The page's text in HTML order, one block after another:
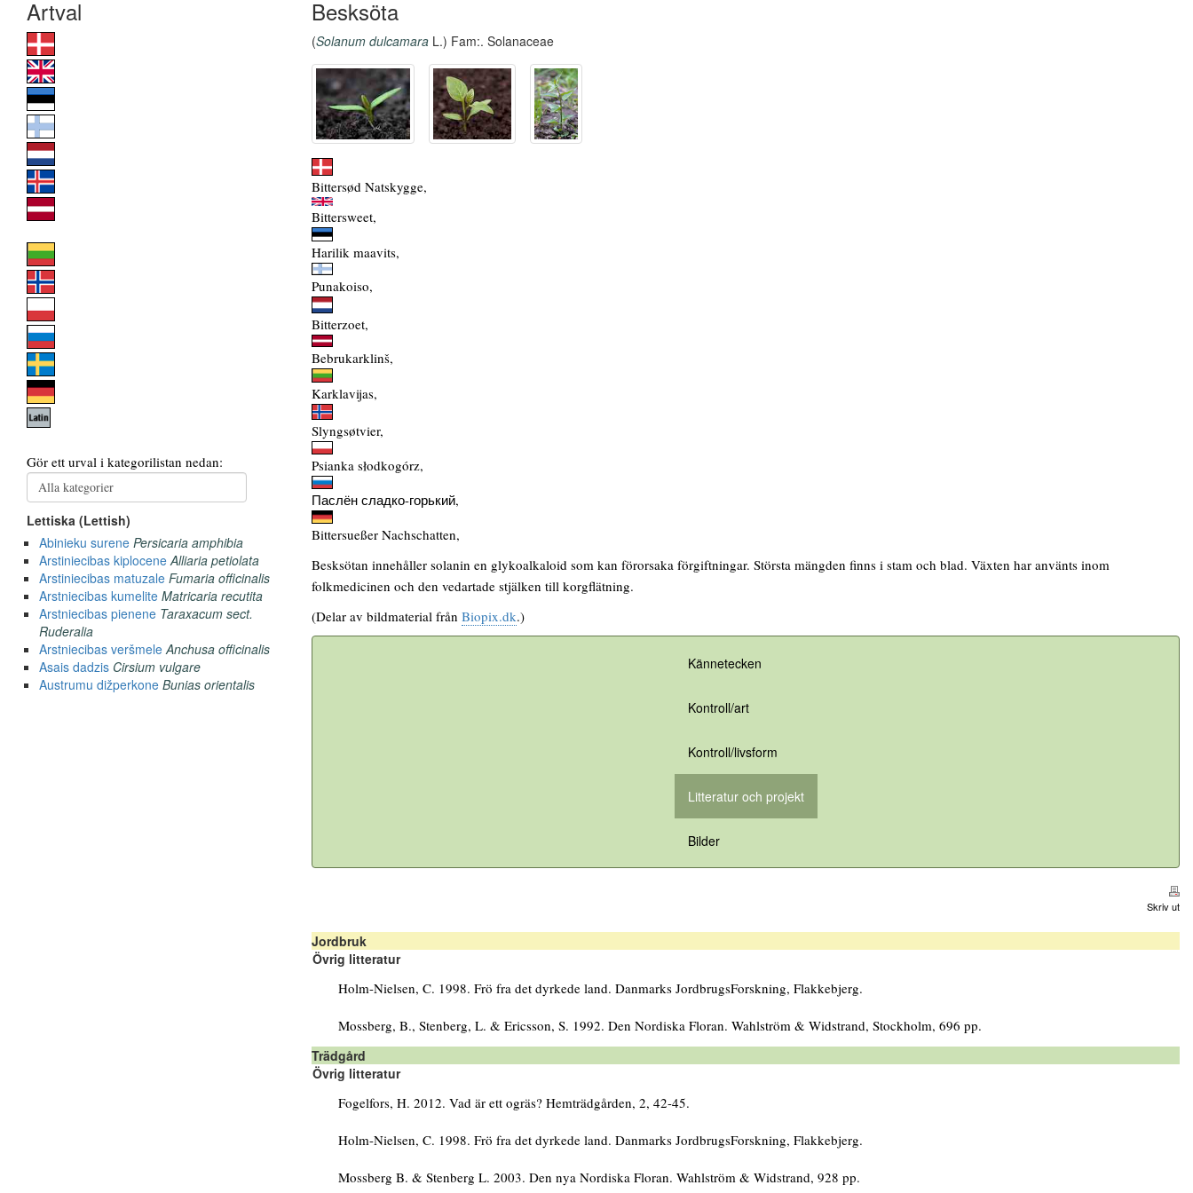
Besksöta
(Solanum dulcamara L.) Fam:. Solanaceae
Bittersød Natskygge,
Bittersweet,
Harilik maavits,
Punakoiso,
Bitterzoet,
Bebrukarklinš,
Karklavijas,
Slyngsøtvier,
Psianka słodkogórz,
Паслён сладко-горький,
Bittersueßer Nachschatten,
Besksötan innehåller solanin en glykoalkaloid som kan förorsaka förgiftningar. Största mängden finns i stam och blad. Växten har använts inom
folkmedicinen och den vedartade stjälken till korgflätning.
(Delar av bildmaterial från Biopix.dk.)
Kännetecken
Kontroll/art
Kontroll/livsform
Litteratur och projekt
Bilder
Skriv ut
Jordbruk
Övrig litteratur
Holm-Nielsen, C. 1998. Frö fra det dyrkede land. Danmarks JordbrugsForskning, Flakkebjerg.
Mossberg, B., Stenberg, L. & Ericsson, S. 1992. Den Nordiska Floran. Wahlström & Widstrand, Stockholm, 696 pp.
Trädgård
Övrig litteratur
Fogelfors, H. 2012. Vad är ett ogräs? Hemträdgården, 2, 42-45.
Holm-Nielsen, C. 1998. Frö fra det dyrkede land. Danmarks JordbrugsForskning, Flakkebjerg.
Mossberg B. & Stenberg L. 2003. Den nya Nordiska Floran. Wahlström & Widstrand, 928 pp.